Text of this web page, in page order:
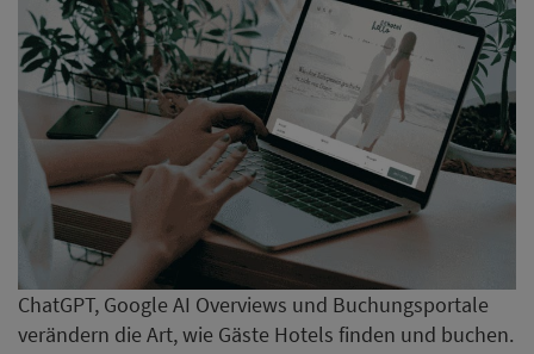
ChatGPT, Google AI Overviews und Buchungsportale
verändern die Art, wie Gäste Hotels finden und buchen.